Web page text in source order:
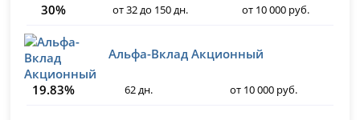
30% от 32 до 150 дн. от 10 000 руб.
Альфа-Вклад Акционный
19.83% 62 дн. от 10 000 руб.